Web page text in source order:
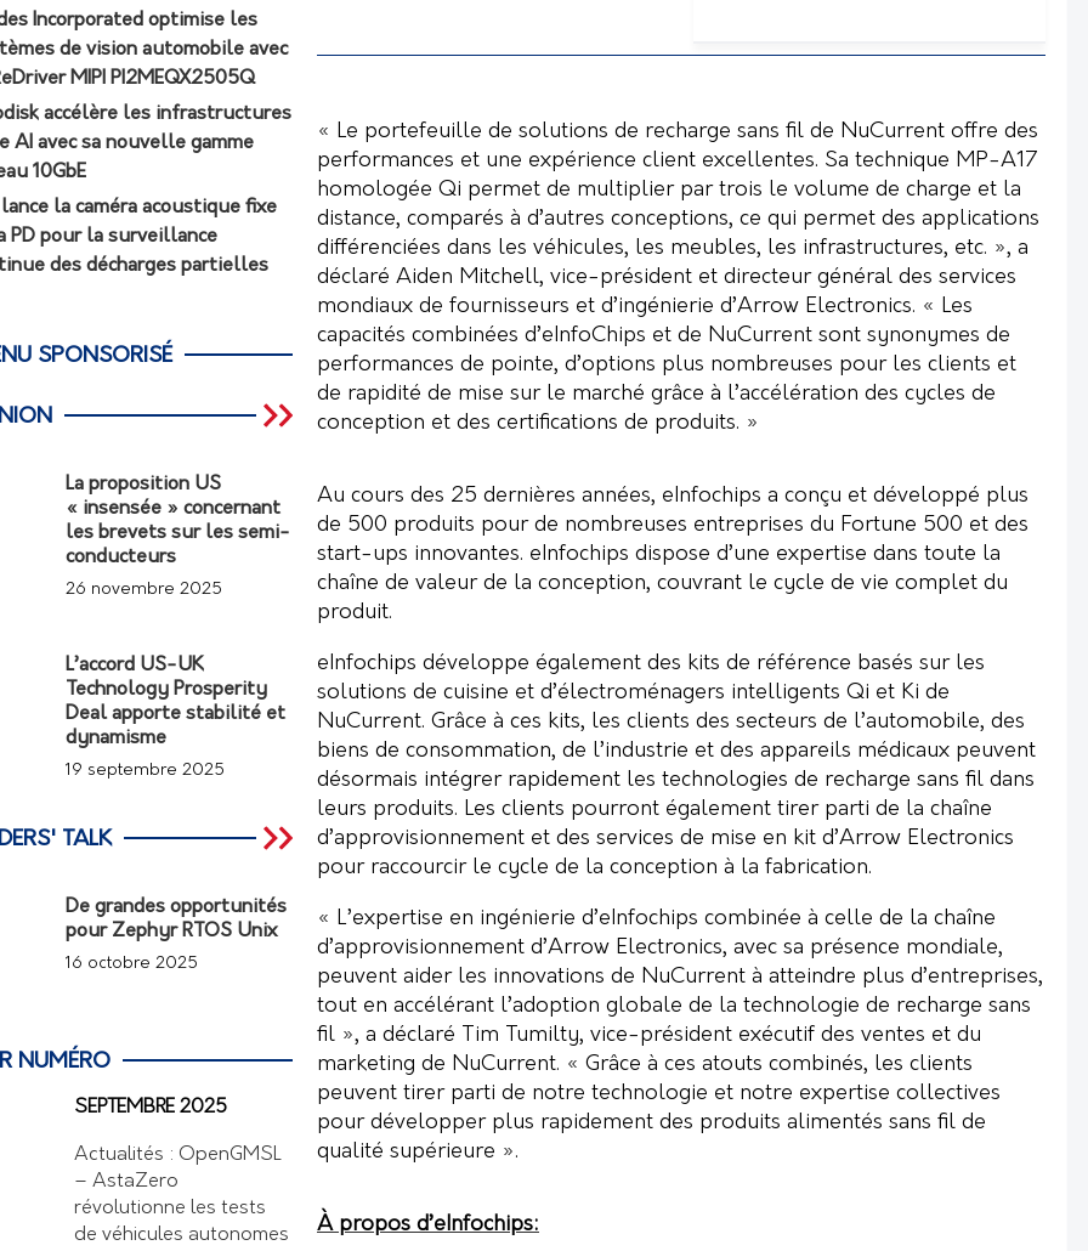
« Le portefeuille de solutions de recharge sans fil de NuCurrent offre des
performances et une expérience client excellentes. Sa technique MP-A17
homologée Qi permet de multiplier par trois le volume de charge et la
distance, comparés à d’autres conceptions, ce qui permet des applications
différenciées dans les véhicules, les meubles, les infrastructures, etc. », a
déclaré Aiden Mitchell, vice-président et directeur général des services
mondiaux de fournisseurs et d’ingénierie d’Arrow Electronics. « Les
capacités combinées d’eInfoChips et de NuCurrent sont synonymes de
performances de pointe, d’options plus nombreuses pour les clients et
de rapidité de mise sur le marché grâce à l’accélération des cycles de
conception et des certifications de produits. »
Au cours des 25 dernières années, eInfochips a conçu et développé plus
de 500 produits pour de nombreuses entreprises du Fortune 500 et des
start-ups innovantes. eInfochips dispose d’une expertise dans toute la
chaîne de valeur de la conception, couvrant le cycle de vie complet du
produit.
eInfochips développe également des kits de référence basés sur les
solutions de cuisine et d’électroménagers intelligents Qi et Ki de
NuCurrent. Grâce à ces kits, les clients des secteurs de l’automobile, des
biens de consommation, de l’industrie et des appareils médicaux peuvent
désormais intégrer rapidement les technologies de recharge sans fil dans
leurs produits. Les clients pourront également tirer parti de la chaîne
d’approvisionnement et des services de mise en kit d’Arrow Electronics
pour raccourcir le cycle de la conception à la fabrication.
« L’expertise en ingénierie d’eInfochips combinée à celle de la chaîne
d’approvisionnement d’Arrow Electronics, avec sa présence mondiale,
peuvent aider les innovations de NuCurrent à atteindre plus d’entreprises,
tout en accélérant l’adoption globale de la technologie de recharge sans
fil », a déclaré Tim Tumilty, vice-président exécutif des ventes et du
marketing de NuCurrent. « Grâce à ces atouts combinés, les clients
peuvent tirer parti de notre technologie et notre expertise collectives
pour développer plus rapidement des produits alimentés sans fil de
qualité supérieure ».
À propos d’eInfochips:
Incorporated optimise les
de vision automobile avec
MIPI PI2MEQX2505Q
accélère les infrastructures
AI avec sa nouvelle gamme
10GbE
la caméra acoustique fixe
PD pour la surveillance
des décharges partielles
SPONSORISÉ
La proposition US
« insensée » concernant
les brevets sur les semi-
conducteurs
26 novembre 2025
L’accord US-UK
Technology Prosperity
Deal apporte stabilité et
dynamisme
19 septembre 2025
TALK
De grandes opportunités
pour Zephyr RTOS Unix
16 octobre 2025
NUMÉRO
SEPTEMBRE 2025
Actualités : OpenGMSL
– AstaZero
révolutionne les tests
de véhicules autonomes